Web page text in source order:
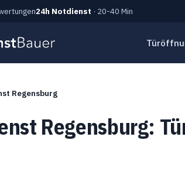
24h Notdienst · 20-40 Min
Regensburg
Regensburg: